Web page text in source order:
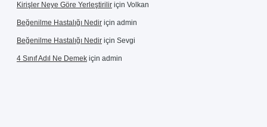
Kirişler Neye Göre Yerleştirilir için Volkan
Beğenilme Hastalığı Nedir için admin
Beğenilme Hastalığı Nedir için Sevgi
4 Sınıf Adıl Ne Demek için admin